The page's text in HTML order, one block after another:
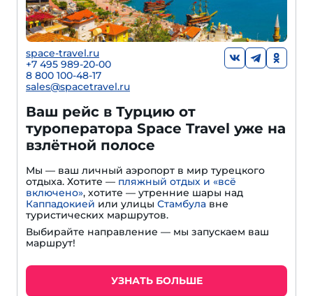
space-travel.ru
+7 495 989-20-00
8 800 100-48-17
sales@spacetravel.ru
Ваш рейс в Турцию от
туроператора Space Travel уже на
взлётной полосе
Мы — ваш личный аэропорт в мир турецкого
отдыха. Хотите — пляжный отдых и «всё
включено», хотите — утренние шары над
Каппадокией или улицы Стамбула вне
туристических маршрутов.
Выбирайте направление — мы запускаем ваш
маршрут!
УЗНАТЬ БОЛЬШЕ